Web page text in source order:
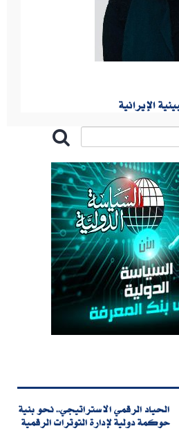
الإيرانية
الحياد الرقمي الاستراتيجي.. نحو بنية
حوكمة دولية لإدارة التوترات الرقمية